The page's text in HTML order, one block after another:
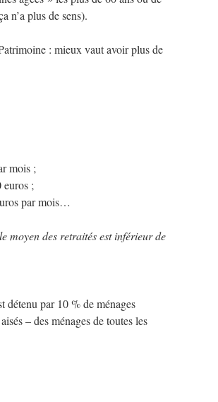
n’a plus de sens).
: mieux vaut avoir plus de
mois ;
euros ;
par mois…
moyen des retraités est inférieur de
détenu par 10 % de ménages
– des ménages de toutes les